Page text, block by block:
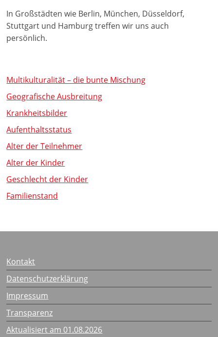
In Großstädten wie Berlin, München, Düsseldorf,
Stuttgart und Hamburg treffen wir uns auch
persönlich.
Multikulturalität – die bunte Mischung
Geografische Ausbreitung
Krankheitsbilder
Aufenthaltsstatus
Alter der Teilnehmer
Alter der Kinder
Geschlecht der Kinder
Familienstand
Kontakt
Datenschutzerklärung
Impressum
Transparenz
Aktualisiert am 01.08.2026